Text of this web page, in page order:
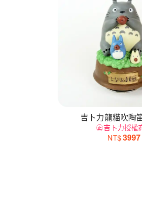
吉卜力龍貓吹陶
㊣吉卜力授權
NT$3997